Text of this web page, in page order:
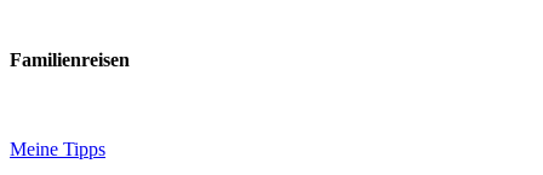
Familienreisen
Meine Tipps